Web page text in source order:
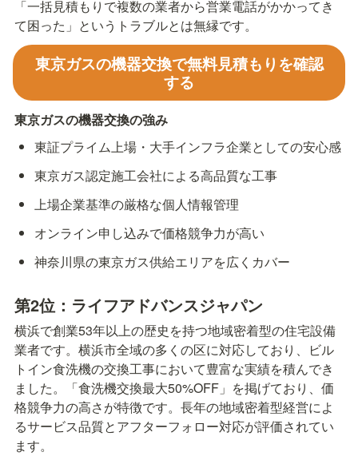
「一括見積もりで複数の業者から営業電話がかかってき
て困った」というトラブルとは無縁です。
東京ガスの機器交換で無料見積もりを確認
する
東京ガスの機器交換の強み
東証プライム上場・大手インフラ企業としての安心感
東京ガス認定施工会社による高品質な工事
上場企業基準の厳格な個人情報管理
オンライン申し込みで価格競争力が高い
神奈川県の東京ガス供給エリアを広くカバー
第2位：ライフアドバンスジャパン
横浜で創業53年以上の歴史を持つ地域密着型の住宅設備
業者です。横浜市全域の多くの区に対応しており、ビル
トイン食洗機の交換工事において豊富な実績を積んでき
ました。「食洗機交換最大50%OFF」を掲げており、価
格競争力の高さが特徴です。長年の地域密着型経営によ
るサービス品質とアフターフォロー対応が評価されてい
ます。